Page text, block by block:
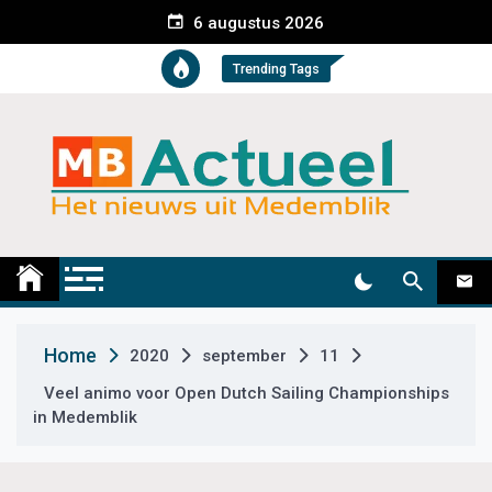
e
t
6 augustus 2026
Trending Tags
Medemblik Actueel
Home 2020 september
11
Veel animo voor Open Dutch Sailing Championships
in Medemblik